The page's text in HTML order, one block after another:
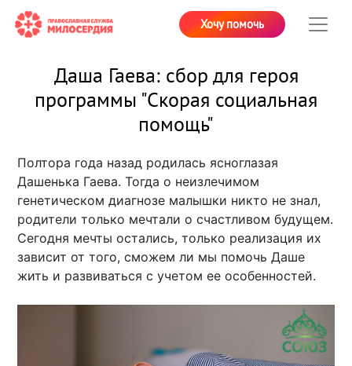
Хочу помочь
Даша Гаева: сбор для героя
программы "Скорая социальная
помощь"
Полтора года назад родилась ясноглазая
Дашенька Гаева. Тогда о неизлечимом
генетическом диагнозе малышки никто не знал,
родители только мечтали о счастливом будущем.
Сегодня мечты остались, только реализация их
зависит от того, сможем ли мы помочь Даше
жить и развиваться с учетом ее особенностей.